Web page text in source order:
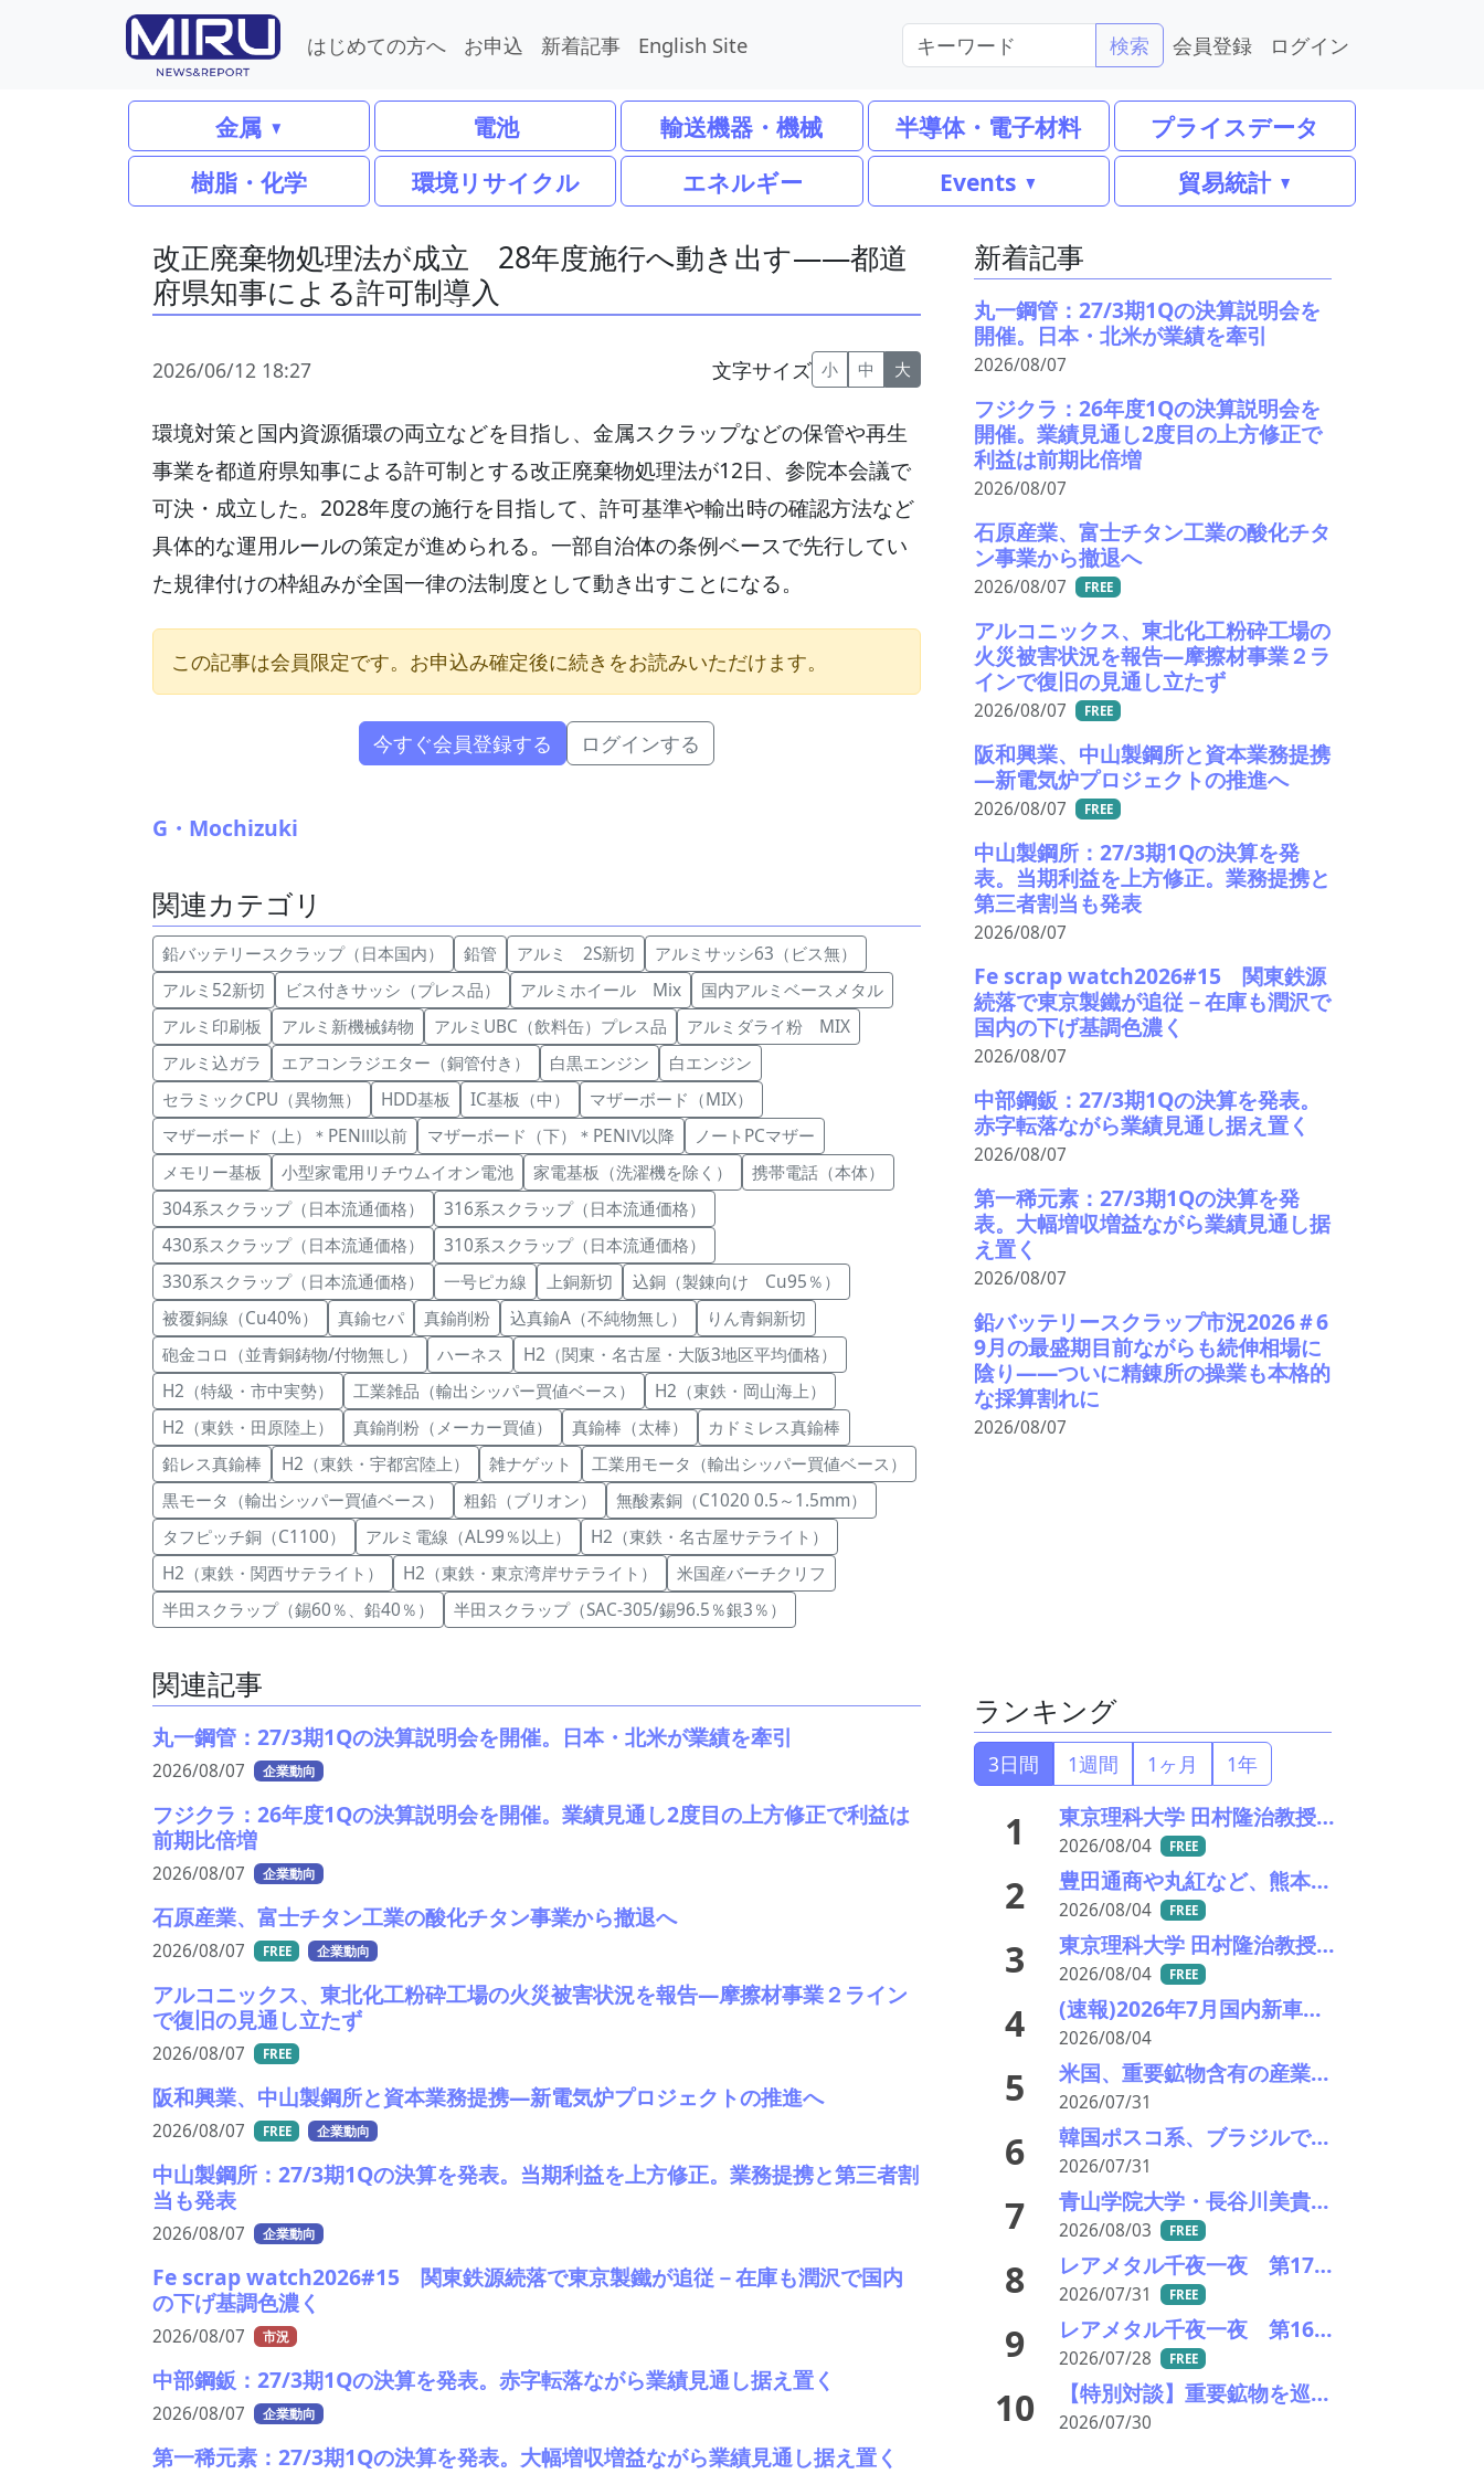
はじめての方へ お申込 新着記事 English Site 検索 会員登録 ログイン
金属 電池 輸送機器・機械 半導体・電子材料
プライスデータ
樹脂・化学
環境リサイクル エネルギー Events 貿易統計
改正廃棄物処理法が成立 28年度施行へ動き出す――都道
府県知事による許可制導入
2026/06/12 18:27 文字サイズ 小 中 大
環境対策と国内資源循環の両立などを目指し、金属スクラップなどの保管や再生
事業を都道府県知事による許可制とする改正廃棄物処理法が12日、参院本会議で
可決・成立した。2028年度の施行を目指して、許可基準や輸出時の確認方法など
具体的な運用ルールの策定が進められる。一部自治体の条例ベースで先行してい
た規律付けの枠組みが全国一律の法制度として動き出すことになる。
この記事は会員限定です。お申込み確定後に続きをお読みいただけます。
今すぐ会員登録する ログインする
G・Mochizuki
関連カテゴリ
鉛バッテリースクラップ（日本国内） 鉛管 アルミ 2S新切
アルミサッシ63（ビス無）
アルミ52新切
ビス付きサッシ（プレス品） アルミホイール Mix
国内アルミベースメタル
アルミ印刷板
アルミ新機械鋳物 アルミUBC（飲料缶）プレス品
アルミダライ粉 MIX
アルミ込ガラ
エアコンラジエター（銅管付き） 白黒エンジン
白エンジン
セラミックCPU（異物無）
HDD基板 IC基板（中）
マザーボード（MIX）
マザーボード（上）＊PENⅢ以前
マザーボード（下）＊PENⅣ以降
ノートPCマザー
メモリー基板
小型家電用リチウムイオン電池 家電基板（洗濯機を除く）
携帯電話（本体）
304系スクラップ（日本流通価格）
316系スクラップ（日本流通価格）
430系スクラップ（日本流通価格）
310系スクラップ（日本流通価格）
330系スクラップ（日本流通価格）
一号ピカ線 上銅新切
込銅（製錬向け Cu95％）
被覆銅線（Cu40%）
真鍮セパ 真鍮削粉 込真鍮A（不純物無し）
りん青銅新切
砲金コロ（並青銅鋳物/付物無し）
ハーネス
H2（関東・名古屋・大阪3地区平均価格）
H2（特級・市中実勢）
工業雑品（輸出シッパー買値ベース）
H2（東鉄・岡山海上）
H2（東鉄・田原陸上）
真鍮削粉（メーカー買値） 真鍮棒（太棒）
カドミレス真鍮棒
鉛レス真鍮棒
H2（東鉄・宇都宮陸上） 雑ナゲット
工業用モータ（輸出シッパー買値ベース）
黒モータ（輸出シッパー買値ベース）
粗鉛（ブリオン）
無酸素銅（C1020 0.5～1.5mm）
タフピッチ銅（C1100）
アルミ電線（AL99％以上）
H2（東鉄・名古屋サテライト）
H2（東鉄・関西サテライト）
H2（東鉄・東京湾岸サテライト）
米国産バーチクリフ
半田スクラップ（錫60％、鉛40％）
半田スクラップ（SAC-305/錫96.5％銀3％）
関連記事
丸一鋼管：27/3期1Qの決算説明会を開催。日本・北米が業績を牽引
2026/08/07 企業動向
フジクラ：26年度1Qの決算説明会を開催。業績見通し2度目の上方修正で利益は
前期比倍増
2026/08/07 企業動向
石原産業、富士チタン工業の酸化チタン事業から撤退へ
2026/08/07 FREE 企業動向
アルコニックス、東北化工粉砕工場の火災被害状況を報告―摩擦材事業２ライン
で復旧の見通し立たず
2026/08/07 FREE
阪和興業、中山製鋼所と資本業務提携―新電気炉プロジェクトの推進へ
2026/08/07 FREE 企業動向
中山製鋼所：27/3期1Qの決算を発表。当期利益を上方修正。業務提携と第三者割
当も発表
2026/08/07 企業動向
Fe scrap watch2026#15 関東鉄源続落で東京製鐵が追従－在庫も潤沢で国内
の下げ基調色濃く
2026/08/07 市況
中部鋼鈑：27/3期1Qの決算を発表。赤字転落ながら業績見通し据え置く
2026/08/07 企業動向
第一稀元素：27/3期1Qの決算を発表。大幅増収増益ながら業績見通し据え置く
新着記事
丸一鋼管：27/3期1Qの決算説明会を
開催。日本・北米が業績を牽引
2026/08/07
フジクラ：26年度1Qの決算説明会を
開催。業績見通し2度目の上方修正で
利益は前期比倍増
2026/08/07
石原産業、富士チタン工業の酸化チタ
ン事業から撤退へ
2026/08/07 FREE
アルコニックス、東北化工粉砕工場の
火災被害状況を報告―摩擦材事業２ラ
インで復旧の見通し立たず
2026/08/07 FREE
阪和興業、中山製鋼所と資本業務提携
―新電気炉プロジェクトの推進へ
2026/08/07 FREE
中山製鋼所：27/3期1Qの決算を発
表。当期利益を上方修正。業務提携と
第三者割当も発表
2026/08/07
Fe scrap watch2026#15 関東鉄源
続落で東京製鐵が追従－在庫も潤沢で
国内の下げ基調色濃く
2026/08/07
中部鋼鈑：27/3期1Qの決算を発表。
赤字転落ながら業績見通し据え置く
2026/08/07
第一稀元素：27/3期1Qの決算を発
表。大幅増収増益ながら業績見通し据
え置く
2026/08/07
鉛バッテリースクラップ市況2026＃6
9月の最盛期目前ながらも続伸相場に
陰り――ついに精錬所の操業も本格的
な採算割れに
2026/08/07
ランキング
3日間 1週間 1ヶ月 1年
1 東京理科大学 田村隆治教授に聞く 世界初の強磁性準結晶が拓く新材料の未来（前編）
2026/08/04 FREE
2 豊田通商や丸紅など、熊本地震被害に支援・義援金
2026/08/04 FREE
3 東京理科大学 田村隆治教授に聞く 世界初の強磁性準結晶が拓く新材料の未来（後編）
2026/08/04 FREE
4 (速報)2026年7月国内新車販売 41万7千台 前年同月比7%増加 4か月連続プラス
2026/08/04
5 米国、重要鉱物含有の産業廃棄物の輸出を制限へ トランプ氏が署名、国家防衛で物資確保
2026/07/31
6 韓国ポスコ系、ブラジルでのレアアース開発に参画 豪企業と覚書、7年間の供給契約
2026/07/31
7 青山学院大学・長谷川美貴教授に聞く希土類錯体が拓く光材料の未来（前編）
2026/08/03 FREE
8 レアメタル千夜一夜 第172夜 AI革命のつるはしを握る国はどこか――都市鉱山がひっくり返す「見えない資源戦争」
2026/07/31 FREE
9 レアメタル千夜一夜 第169夜 AI文明を支配するのはGPUメーカーではない ――精錬所が世界を動かす、中国の工程支配を超える日本の勝ち筋
2026/07/28 FREE
10 【特別対談】重要鉱物を巡る米中対立と高市政権の外交方針――日本企業が直面するサプライチェーンの危機
2026/07/30